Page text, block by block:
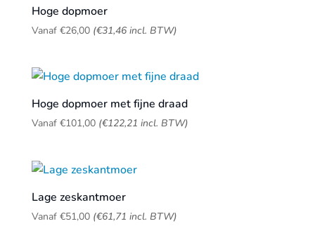
Hoge dopmoer
Vanaf €26,00 (€31,46incl. BTW)
Hoge dopmoer met fijne draad
Vanaf €101,00 (€122,21 incl. BTW)
Lage zeskantmoer
Vanaf €51,00 (€61,71 incl. BTW)